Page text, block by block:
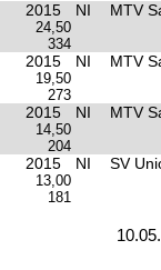
2015 NI MTV
24,50
334
2015 NI MTV
19,50
273
2015 NI MTV
14,50
204
2015 NI SV
13,00
181